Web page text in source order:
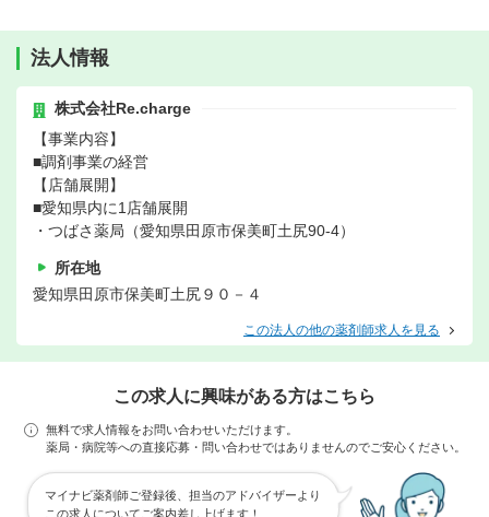
法人情報
株式会社Re.charge
【事業内容】
■調剤事業の経営
【店舗展開】
■愛知県内に1店舗展開
・つばさ薬局（愛知県田原市保美町土尻90-4）
所在地
愛知県田原市保美町土尻９０－４
この法人の他の薬剤師求人を見る
この求人に興味がある方はこちら
無料で求人情報をお問い合わせいただけます。
薬局・病院等への直接応募・問い合わせではありませんのでご安心ください。
マイナビ薬剤師ご登録後、担当のアドバイザーより
この求人についてご案内差し上げます！